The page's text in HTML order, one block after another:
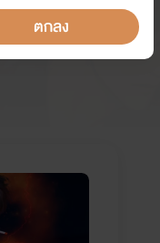
ตกลง